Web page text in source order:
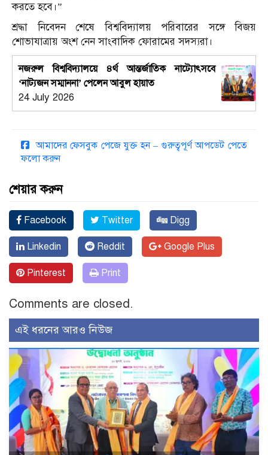
করতে হবে।”
শ্রদ্ধা নিবেদন শেষে বিশ্ববিদ্যালয় পরিবারের সঙ্গে বিজয়
শোভাযাত্রায় অংশ নেন সাংবাদিক ফোরামের সদস্যরা।
নজরুল বিশ্ববিদ্যালয়ে ৪র্থ আন্তর্জাতিক নাট্যোৎসবে
‘নাট্যজন সম্মাননা’ পেলেন আবুল হায়াত
24 July 2026
আমাদের ফেসবুক পেজে যুক্ত হন – গুরুত্বপূর্ণ আপডেট পেতে
ফলো করুন
শেয়ার করুন
Facebook Twitter Digg
Linkedin Reddit Google Plus
Pinterest Print
Comments are closed.
এই ধরনের আরও নিউজ